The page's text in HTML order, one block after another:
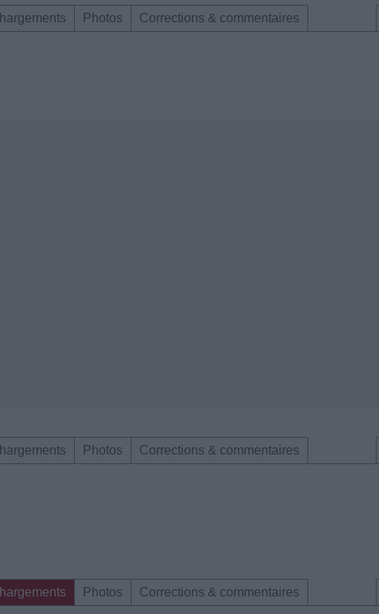
Photos Corrections & commentaires
Photos Corrections & commentaires
Photos Corrections & commentaires